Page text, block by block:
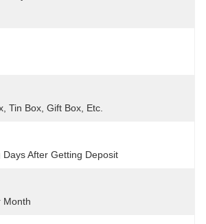
Tin Box, Gift Box, Etc.
After Getting Deposit
Month